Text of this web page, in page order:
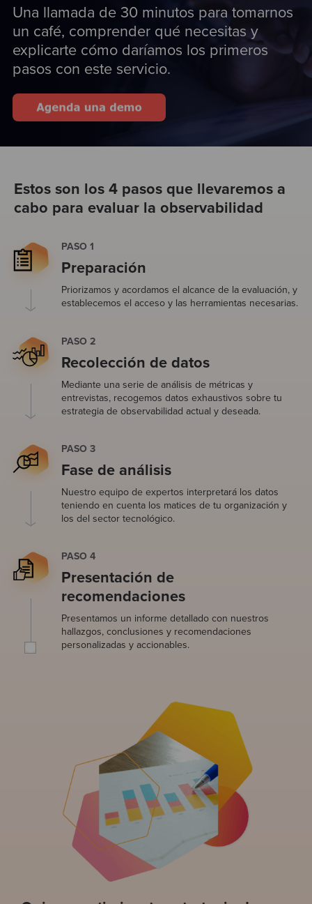
Una llamada de 30 minutos para tomarnos
un café, comprender qué necesitas y
explicarte cómo daríamos los primeros
pasos con este servicio.
Estos son los 4 pasos que llevaremos a
cabo para evaluar la observabilidad
PASO 1
Preparación
Priorizamos y acordamos el alcance de la evaluación, y
establecemos el acceso y las herramientas necesarias.
PASO 2
Recolección de datos
Mediante una serie de análisis de métricas y
entrevistas, recogemos datos exhaustivos sobre tu
estrategia de observabilidad actual y deseada.
PASO 3
Fase de análisis
Nuestro equipo de expertos interpretará los datos
teniendo en cuenta los matices de tu organización y
los del sector tecnológico.
PASO 4
Presentación de
recomendaciones
Presentamos un informe detallado con nuestros
hallazgos, conclusiones y recomendaciones
personalizadas y accionables.